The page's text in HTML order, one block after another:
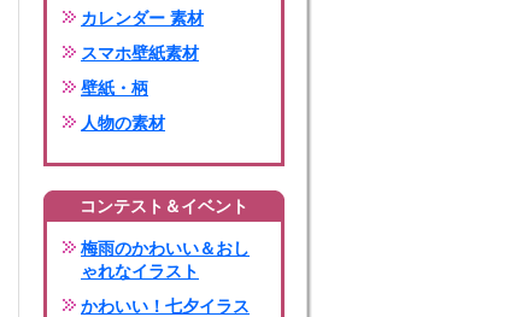
カレンダー 素材
スマホ壁紙素材
壁紙・柄
人物の素材
コンテスト＆イベント
梅雨のかわいい＆おし
ゃれなイラスト
かわいい！七夕イラス